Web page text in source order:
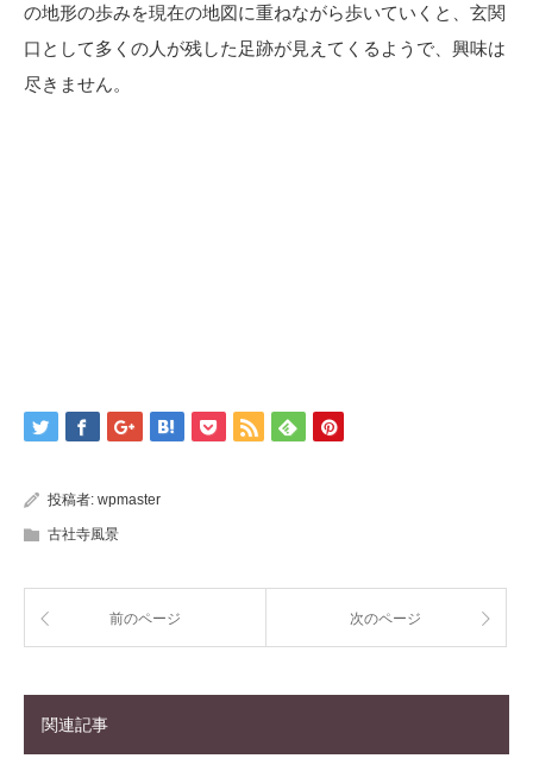
の地形の歩みを現在の地図に重ねながら歩いていくと、玄関
口として多くの人が残した足跡が見えてくるようで、興味は
尽きません。
投稿者: wpmaster
古社寺風景
前のページ 次のページ
関連記事